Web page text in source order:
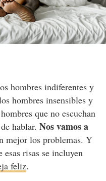
hombres indiferentes y
hombres insensibles y
que no escuchan
hablar. Nos vamos a
mejor los problemas. Y
esas risas se incluyen
feliz.